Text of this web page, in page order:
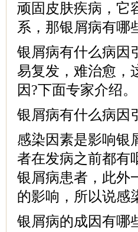
顽固皮肤疾病，它
系，那银屑病有哪
银屑病有什么病因
易复发，难治愈，
因?下面专家介绍。
银屑病有什么病因
感染因素是影响银
者在发病之前都有
银屑病患者，此外
的影响，所以说感
银屑病的成因有哪